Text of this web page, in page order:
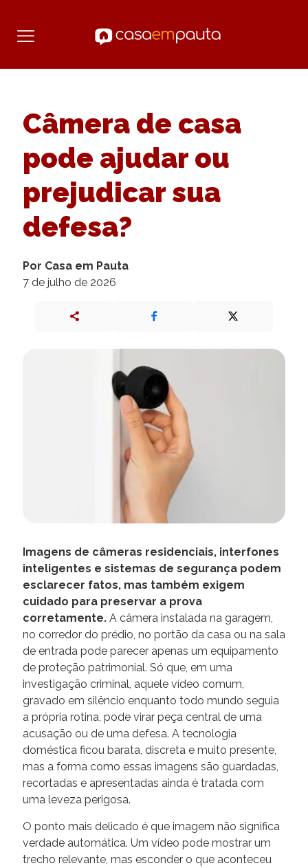
Câmera de casa
pode ajudar ou
prejudicar sua
defesa?
Por Casa em Pauta
7 de julho de 2026
Imagens de câmeras residenciais, interfones
inteligentes e sistemas de segurança podem
esclarecer fatos, mas também exigem
cuidado para preservar a prova
corretamente. A câmera instalada na garagem,
no corredor do prédio, no portão da casa ou na sala
de entrada pode parecer apenas um equipamento
de proteção patrimonial. Só que, em uma
investigação criminal, aquele vídeo comum,
gravado em silêncio enquanto todo mundo seguia
a própria rotina, pode virar peça central de uma
acusação ou de uma defesa. A tecnologia
doméstica ficou barata, discreta e muito presente,
mas a forma como essas imagens são guardadas,
recortadas e apresentadas ainda é tratada com
uma leveza perigosa.
O ponto mais delicado é que imagem não significa
verdade automática. Um vídeo pode mostrar um
trecho relevante, mas esconder o que aconteceu